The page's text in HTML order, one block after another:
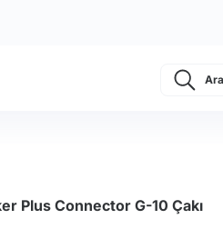
Ara
Plus Connector G-10 Çakı